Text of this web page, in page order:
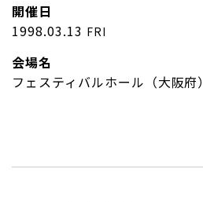
開催日
1998.03.13 FRI
会場名
フェスティバルホール（大阪府）